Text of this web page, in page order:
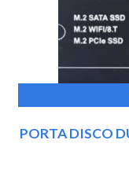
PORTA DISCO